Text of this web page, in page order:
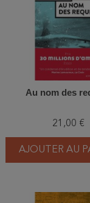
Au nom des
21,00 €
AJOUTER AU